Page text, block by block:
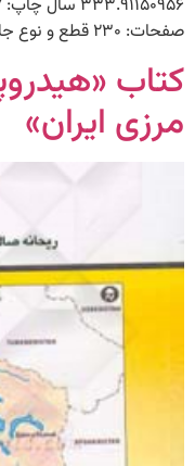
صفحات: ۲۳۰ قطع و نوع جلد: وزیری (شومیز)
کتاب
مرزی ایران»